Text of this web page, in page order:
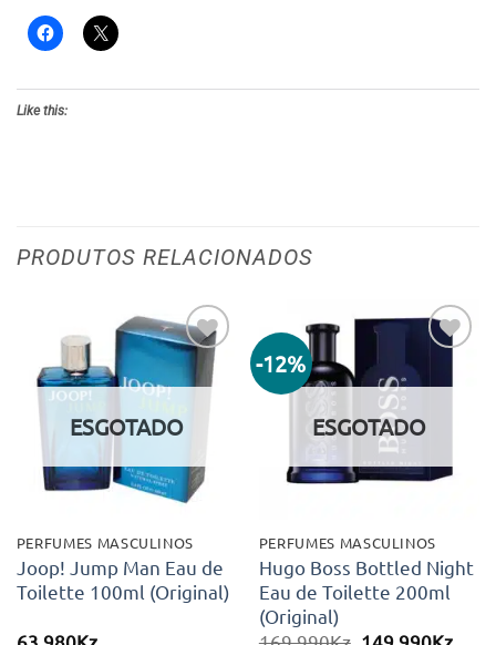
Like this:
PRODUTOS RELACIONADOS
Adicionar
aos meus
ESGOTADO
PERFUMES MASCULINOS
Joop! Jump Man Eau de
Toilette 100ml (Original)
-12%
Adicionar
aos meus
ESGOTADO
PERFUMES MASCULINOS
Hugo Boss Bottled Night
Eau de Toilette 200ml
(Original)